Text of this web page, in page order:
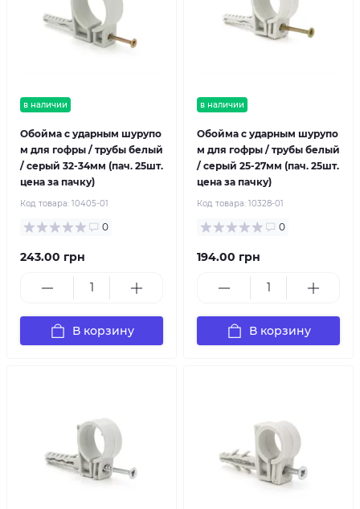
в наличии
Обойма с ударным шурупо
м для гофры / трубы белый
/ серый 32-34мм (пач. 25шт.
цена за пачку)
Код товара: 10405-01
0
243.00 грн
В корзину
в наличии
Обойма с ударным шурупо
м для гофры / трубы белый
/ серый 25-27мм (пач. 25шт.
цена за пачку)
Код товара: 10328-01
0
194.00 грн
В корзину